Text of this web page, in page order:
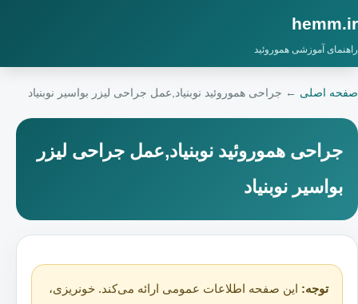
hemm.ir
راهنمای آموزشی هموروئید
صفحه اصلی ← جراحی هموروئید نوبنیاد,عمل جراحی لیزر بواسیر نوبنیاد
جراحی هموروئید نوبنیاد,عمل جراحی لیزر
بواسیر نوبنیاد
توجه: این صفحه اطلاعات عمومی ارائه می‌کند. خونریزی،